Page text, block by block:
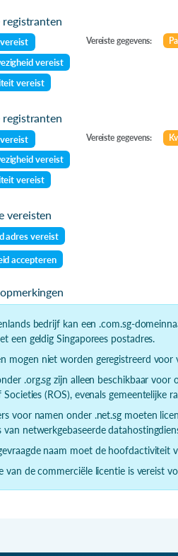
vereist
vereist
Vereiste gegevens:
vereist
vereist
Vereiste gegevens:
vereisten
adres vereist
accepteren
bedrijf kan een .com.sg-
een geldig Singaporees postadres.
mogen niet worden geregistreerd
.org.sg zijn alleen beschikbaar voor
Societies (ROS), evenals gemeentelijke
voor namen onder .net.sg moeten
van netwerkgebaseerde
naam moet de hoofdactiviteit
van de commerciële licentie is vereist